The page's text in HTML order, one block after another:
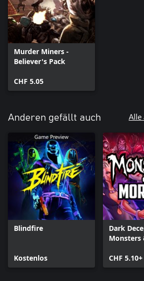
Murder Miners -
Believer's Pack
CHF 5.05
Anderen gefällt auch Alle
Blindfire
Kostenlos
Dark
Monsters
CHF 5.10+